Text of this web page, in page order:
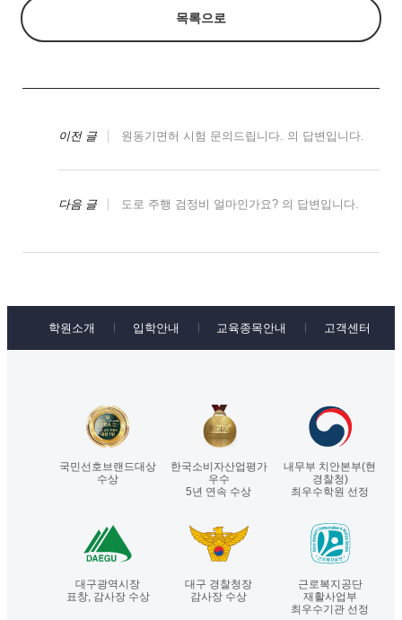
목록으로
이전 글 원동기면허 시험 문의드립니다. 의 답변입니다.
다음 글 도로 주행 검정비 얼마인가요? 의 답변입니다.
학원소개 입학안내 교육종목안내 고객센터
국민선호브랜드대상
수상
한국소비자산업평가
우수
5년 연속 수상
내무부 치안본부(현
경찰청)
최우수학원 선정
대구광역시장
표창, 감사장 수상
대구 경찰청장
감사장 수상
근로복지공단
재활사업부
최우수기관 선정